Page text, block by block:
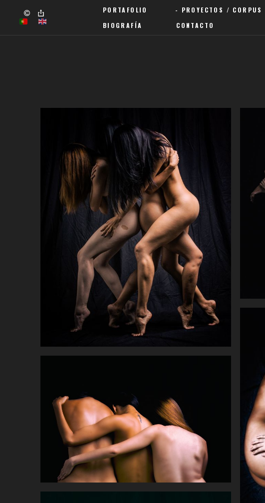
PORTAFOLIO PROYECTOS / CORPUS
BIOGRAFÍA
CONTACTO